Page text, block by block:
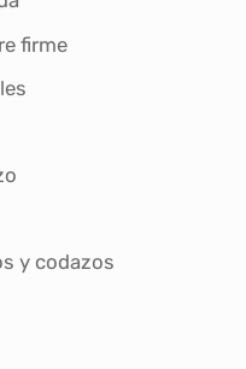
firme
y codazos
PATADAS BÁSICO